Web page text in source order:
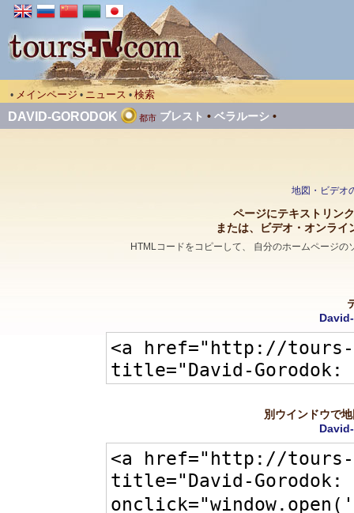
• メインページ • ニュース • 検索
DAVID-GORODOK 都市 ブレスト • ベラルーシ •
地図・ビデオ
ページにテキストリン
または、ビデオ・オンラ
HTMLコードをコピーして、 自分のホームページ
別ウインドウで